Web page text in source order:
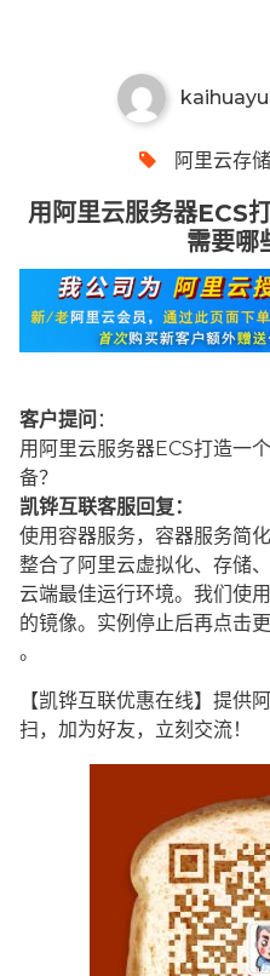
阿里云存储
用阿里云服务器ECS
需要哪
客户提问 ：
用阿里云服务器ECS打造一
备？
凯铧互联客服回复：
使用容器服务，容器服务简
整合了阿里云虚拟化、存储
云端最佳运行环境。我们使
的镜像。实例停止后再点击更
。
【凯铧互联优惠在线】提供
扫，加为好友，立刻交流！